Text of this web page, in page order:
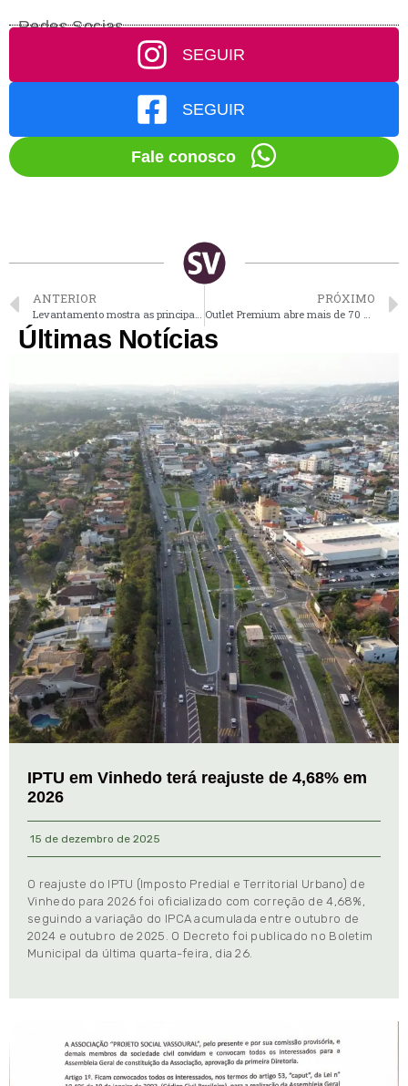
Redes Socias
SEGUIR
SEGUIR
Fale conosco
ANTERIOR PRÓXIMO
Últimas Notícias
IPTU em Vinhedo terá reajuste de 4,68% em
2026
15 de dezembro de 2025
O reajuste do IPTU (Imposto Predial e Territorial Urbano) de
Vinhedo para 2026 foi oficializado com correção de 4,68%,
seguindo a variação do IPCA acumulada entre outubro de
2024 e outubro de 2025. O Decreto foi publicado no Boletim
Municipal da última quarta-feira, dia 26.